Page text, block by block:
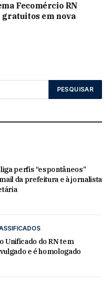
Fecomércio RN
em nova
perfis “espontâneos”
da prefeitura e à jornalista
Unificado do RN tem
e é homologado